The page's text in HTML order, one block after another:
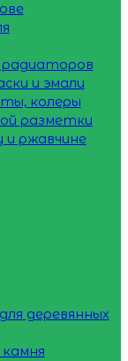
радиаторов
и эмали
колеры
разметки
и ржавчине
деревянных